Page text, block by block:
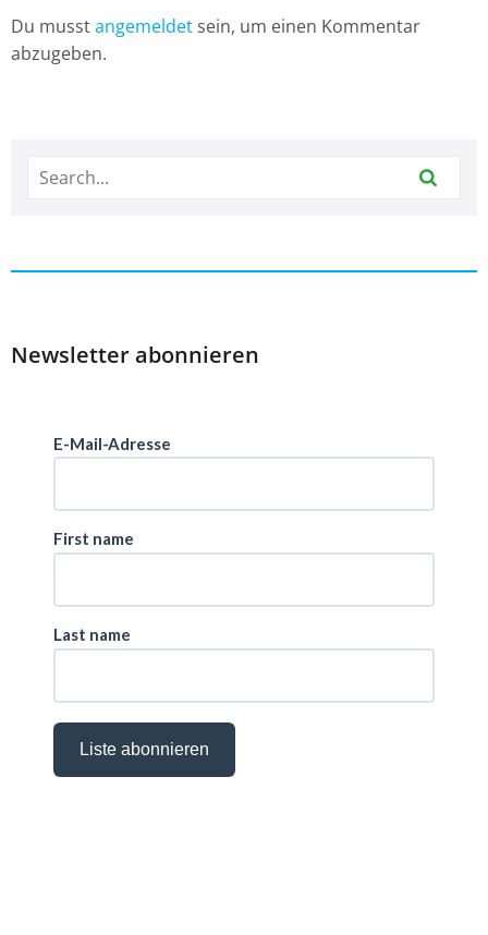
Du musstangemeldet sein, um einen Kommentar
abzugeben.
Newsletter abonnieren